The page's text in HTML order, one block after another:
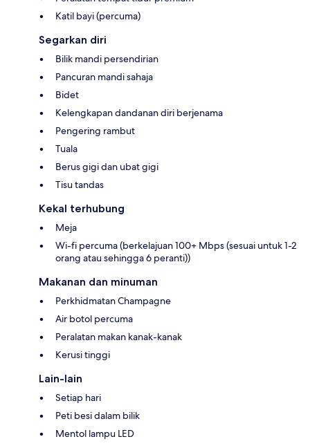
Katil bayi (percuma)
Segarkan diri
Bilik mandi persendirian
Pancuran mandi sahaja
Bidet
Kelengkapan dandanan diri berjenama
Pengering rambut
Tuala
Berus gigi dan ubat gigi
Tisu tandas
Kekal terhubung
Meja
Wi-fi percuma (berkelajuan 100+ Mbps (sesuai untuk 1-2
orang atau sehingga 6 peranti))
Makanan dan minuman
Perkhidmatan Champagne
Air botol percuma
Peralatan makan kanak-kanak
Kerusi tinggi
Lain-lain
Setiap hari
Peti besi dalam bilik
Mentol lampu LED